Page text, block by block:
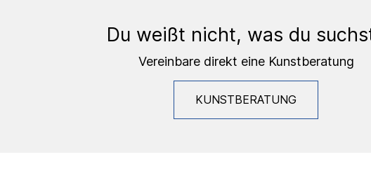
Du weißt nicht, was du
Vereinbare direkt eine Kunstberatung
KUNSTBERATUNG